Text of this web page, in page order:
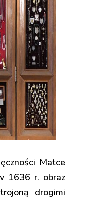
Matce
1636 r. obraz
drogimi